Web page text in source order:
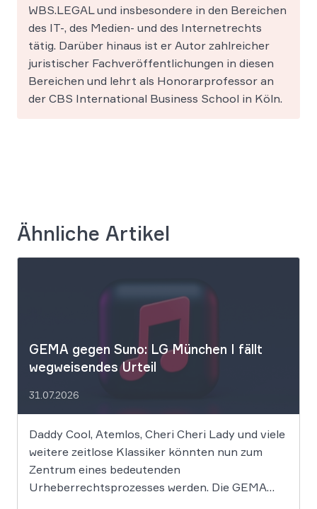
WBS.LEGAL und insbesondere in den Bereichen
des IT-, des Medien- und des Internetrechts
tätig. Darüber hinaus ist er Autor zahlreicher
juristischer Fachveröffentlichungen in diesen
Bereichen und lehrt als Honorarprofessor an
der CBS International Business School in Köln.
Ähnliche Artikel
GEMA gegen Suno: LG München I fällt
wegweisendes Urteil
31.07.2026
Daddy Cool, Atemlos, Cheri Cheri Lady und viele
weitere zeitlose Klassiker könnten nun zum
Zentrum eines bedeutenden
Urheberrechtsprozesses werden. Die GEMA